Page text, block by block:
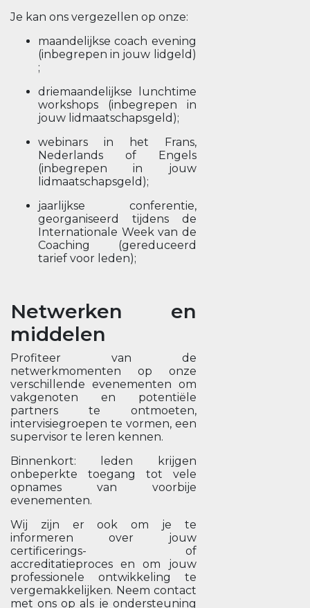
Je kan ons vergezellen op onze:
maandelijkse coach evening
(inbegrepen in jouw lidgeld)
;
driemaandelijkse lunchtime
workshops (inbegrepen in
jouw lidmaatschapsgeld);
webinars in het Frans,
Nederlands of Engels
(inbegrepen in jouw
lidmaatschapsgeld);
jaarlijkse conferentie,
georganiseerd tijdens de
Internationale Week van de
Coaching (gereduceerd
tarief voor leden);
Netwerken en
middelen
Profiteer van de
netwerkmomenten op onze
verschillende evenementen om
vakgenoten en potentiële
partners te ontmoeten,
intervisiegroepen te vormen, een
supervisor te leren kennen.
Binnenkort: leden krijgen
onbeperkte toegang tot vele
opnames van voorbije
evenementen.
Wij zijn er ook om je te
informeren over jouw
certificerings- of
accreditatieproces en om jouw
professionele ontwikkeling te
vergemakkelijken. Neem contact
met ons op als je ondersteuning